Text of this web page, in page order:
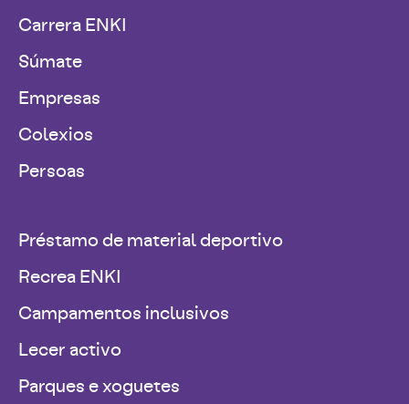
Carrera ENKI
Súmate
Empresas
Colexios
Persoas
Préstamo de material deportivo
Recrea ENKI
Campamentos inclusivos
Lecer activo
Parques e xoguetes